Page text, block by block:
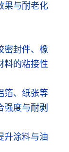
果与耐老化
密封件、橡
料的粘接性
箔、纸张等
强度与耐剥
升涂料与油